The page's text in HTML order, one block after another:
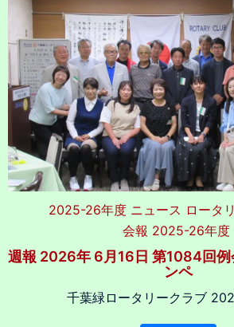
2025-26年度 ニュース ロータ
会報 2025-26年度
週報 2026年 6月16日 第1084回例
ンペ
千葉緑ロータリークラブ